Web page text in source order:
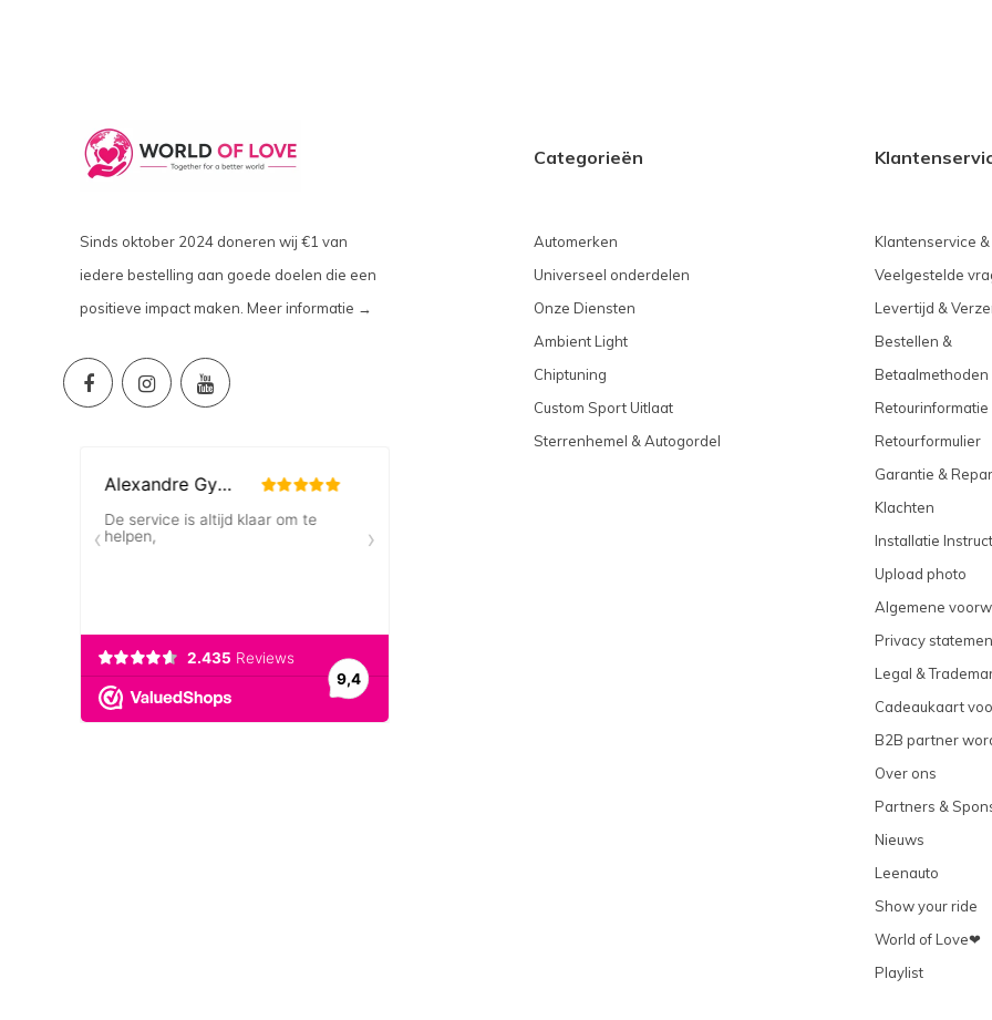
Sinds oktober 2024 doneren wij €1 van
iedere bestelling aan goede doelen die een
positieve impact maken. Meer informatie →
Categorieën
Automerken
Universeel onderdelen
Onze Diensten
Ambient Light
Chiptuning
Custom Sport Uitlaat
Sterrenhemel & Autogordel
Klantenservice
Veelgestelde
Levertijd &
Bestellen &
Betaalmethoden
Retourinformatie
Retourformulier
Garantie &
Klachten
Installatie
Upload photo
Algemene
Privacy
Legal &
Cadeaukaart
B2B partner
Over ons
Partners &
Nieuws
Leenauto
Show your ride
World of Love❤
Playlist